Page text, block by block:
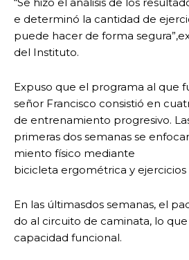
e determinó la cantidad de
puede hacer de forma
del Instituto.
Expuso que el programa al que
señor Francisco consistió en
de entrenamiento progresivo.
primeras dos semanas se
miento físico mediante
bicicleta ergométrica y ejercicios
En las últimasdos semanas, el
do al circuito de caminata, lo
capacidad funcional.